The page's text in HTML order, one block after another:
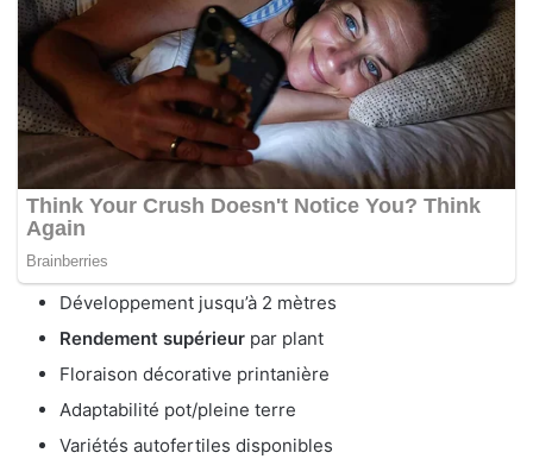
Développement jusqu’à 2 mètres
Rendement supérieur par plant
Floraison décorative printanière
Adaptabilité pot/pleine terre
Variétés autofertiles disponibles